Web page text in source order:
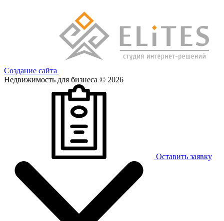
Создание сайта
Недвижимость для бизнеса © 2026
Оставить заявку